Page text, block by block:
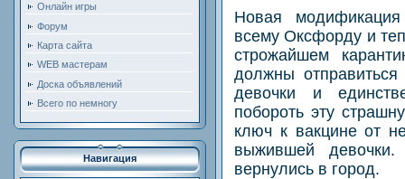
Онлайн игры
Форум
Карта сайта
WEB мастерам
Доска объявлений
Всего по немногу
Навигация
Новая
всему Оксфорду и
строжайшем
должны
девочки и
побороть эту
ключ к вакцине от
выжившей
вернулись в город.